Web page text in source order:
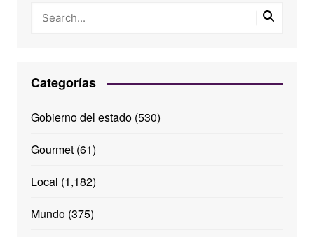
Categorías
Gobierno del estado(530)
Gourmet(61)
Local (1,182)
Mundo(375)